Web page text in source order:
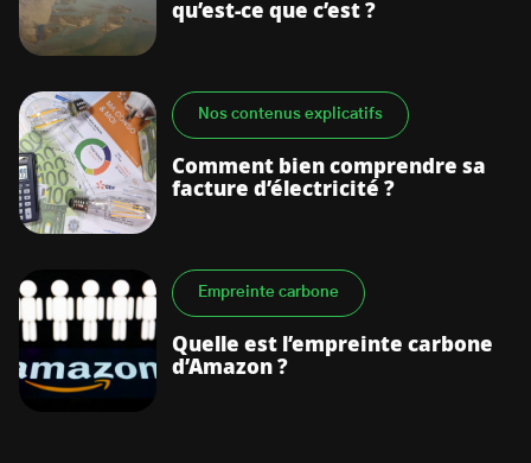
qu’est-ce que c’est ?
Nos contenus explicatifs
Comment bien comprendre sa
facture d’électricité ?
Empreinte carbone
Quelle est l’empreinte carbone
d’Amazon ?